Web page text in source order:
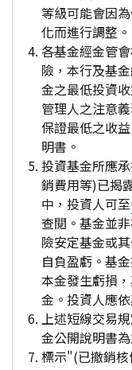
等級可能會因
化而進行調整。
各基金經金管
險，本行及基
金之最低投資
管理人之注意
保證最低之收
明書。
投資基金所應
銷費用等)已揭
中，投資人可至
查閱。基金並
險安定基金或
自負盈虧。基
本金發生虧損
金。投資人應
上述短線交易
金公開說明書為
標示"(已撤銷